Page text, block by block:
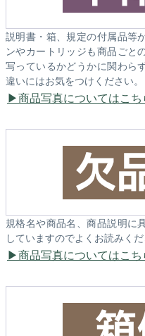
説明書・箱、規定の付属品等
ンやカートリッジも商品ごと
写っているかどうかに関わら
違いにはお気をつけください。
商品写真についてはこち
規格名や商品名、商品説明に
していますのでよくお読みくだ
商品写真についてはこち